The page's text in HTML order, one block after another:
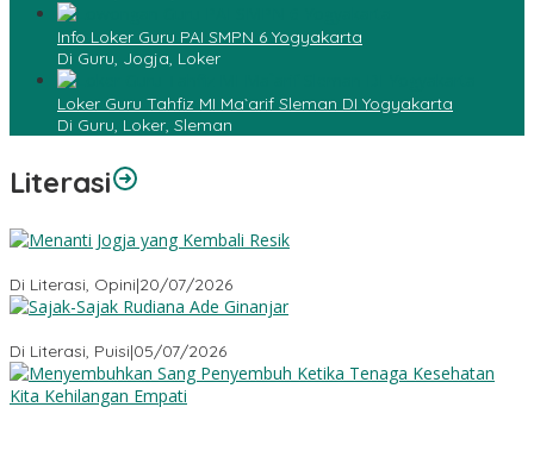
Info Loker Guru PAI SMPN 6 Yogyakarta
Di Guru, Jogja, Loker
Loker Guru Tahfiz MI Ma`arif Sleman DI Yogyakarta
Di Guru, Loker, Sleman
Literasi
Di Literasi, Opini|20/07/2026
Di Literasi, Puisi|05/07/2026